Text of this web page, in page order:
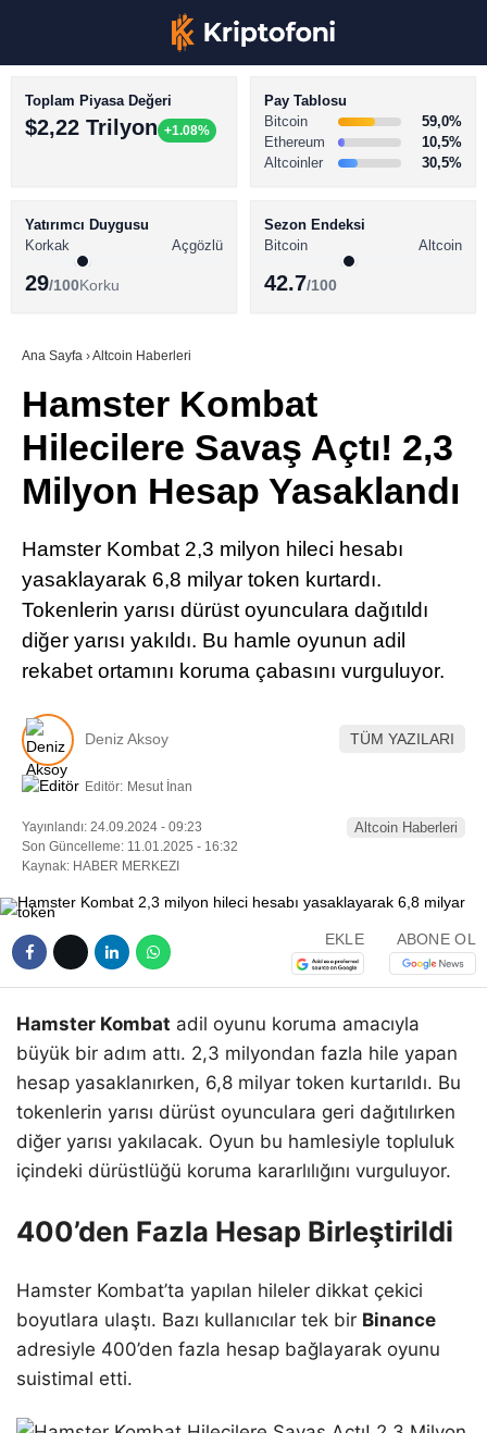
TikTok
LinkedIn
Telegram
BİTCOİN HABERLERİ
ALTCOİN HABERLERİ
SÖZLÜK
Toplam Piyasa Değeri
$2,22 Trilyon +1.08%
Pay Tablosu
Bitcoin
59,0%
Ethereum
10,5%
Altcoinler
30,5%
Yatırımcı Duygusu
Korkak
Açgözlü
29/100Korku
Sezon Endeksi
Bitcoin
Altcoin
42.7/100
Ana Sayfa ›Altcoin Haberleri
Hamster Kombat
Hilecilere Savaş Açtı! 2,3
Milyon Hesap Yasaklandı
Hamster Kombat 2,3 milyon hileci hesabı
yasaklayarak 6,8 milyar token kurtardı.
Tokenlerin yarısı dürüst oyunculara dağıtıldı
diğer yarısı yakıldı. Bu hamle oyunun adil
rekabet ortamını koruma çabasını vurguluyor.
Deniz Aksoy TÜM YAZILARI
Editör: Mesut İnan
Yayınlandı: 24.09.2024 - 09:23
Son Güncelleme: 11.01.2025 - 16:32
Kaynak: HABER MERKEZI
Altcoin Haberleri
EKLE ABONE OL
Hamster Kombat adil oyunu koruma amacıyla
büyük bir adım attı. 2,3 milyondan fazla hile yapan
hesap yasaklanırken, 6,8 milyar token kurtarıldı. Bu
tokenlerin yarısı dürüst oyunculara geri dağıtılırken
diğer yarısı yakılacak. Oyun bu hamlesiyle topluluk
içindeki dürüstlüğü koruma kararlılığını vurguluyor.
400’den Fazla Hesap Birleştirildi
Hamster Kombat’ta yapılan hileler dikkat çekici
boyutlara ulaştı. Bazı kullanıcılar tek bir Binance
adresiyle 400’den fazla hesap bağlayarak oyunu
suistimal etti.